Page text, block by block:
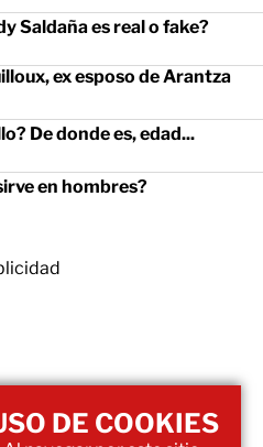
Saldaña es real o fake?
ex esposo de Arantza
De donde es, edad...
en hombres?
DE COOKIES